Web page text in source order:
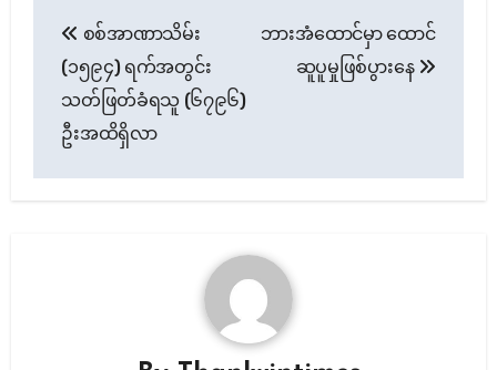
navigation
စစ်အာဏာသိမ်း
(၁၅၉၄) ရက်အတွင်း
သတ်ဖြတ်ခံရသူ (၆၇၉၆)
ဦးအထိရှိလာ
ဘားအံထောင်မှာ ထောင်
ဆူပူမှုဖြစ်ပွားနေ